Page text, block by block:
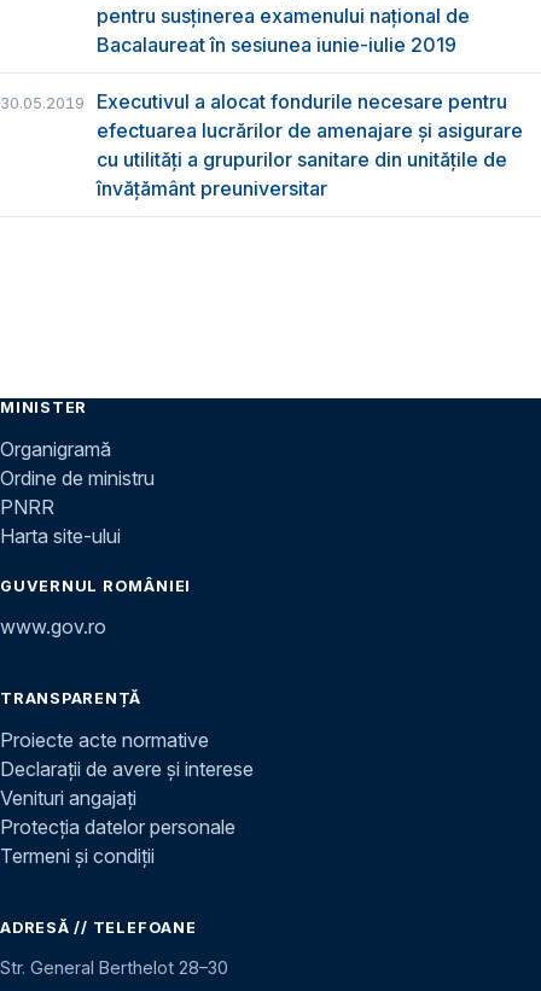
pentru susţinerea examenului naţional de
Bacalaureat în sesiunea iunie-iulie 2019
30.05.2019
Executivul a alocat fondurile necesare pentru
efectuarea lucrărilor de amenajare și asigurare
cu utilități a grupurilor sanitare din unitățile de
învățământ preuniversitar
MINISTER
Organigramă
Ordine de ministru
PNRR
Harta site-ului
GUVERNUL ROMÂNIEI
www.gov.ro
TRANSPARENȚĂ
Proiecte acte normative
Declarații de avere și interese
Venituri angajați
Protecția datelor personale
Termeni și condiții
ADRESĂ // TELEFOANE
Str. General Berthelot 28–30